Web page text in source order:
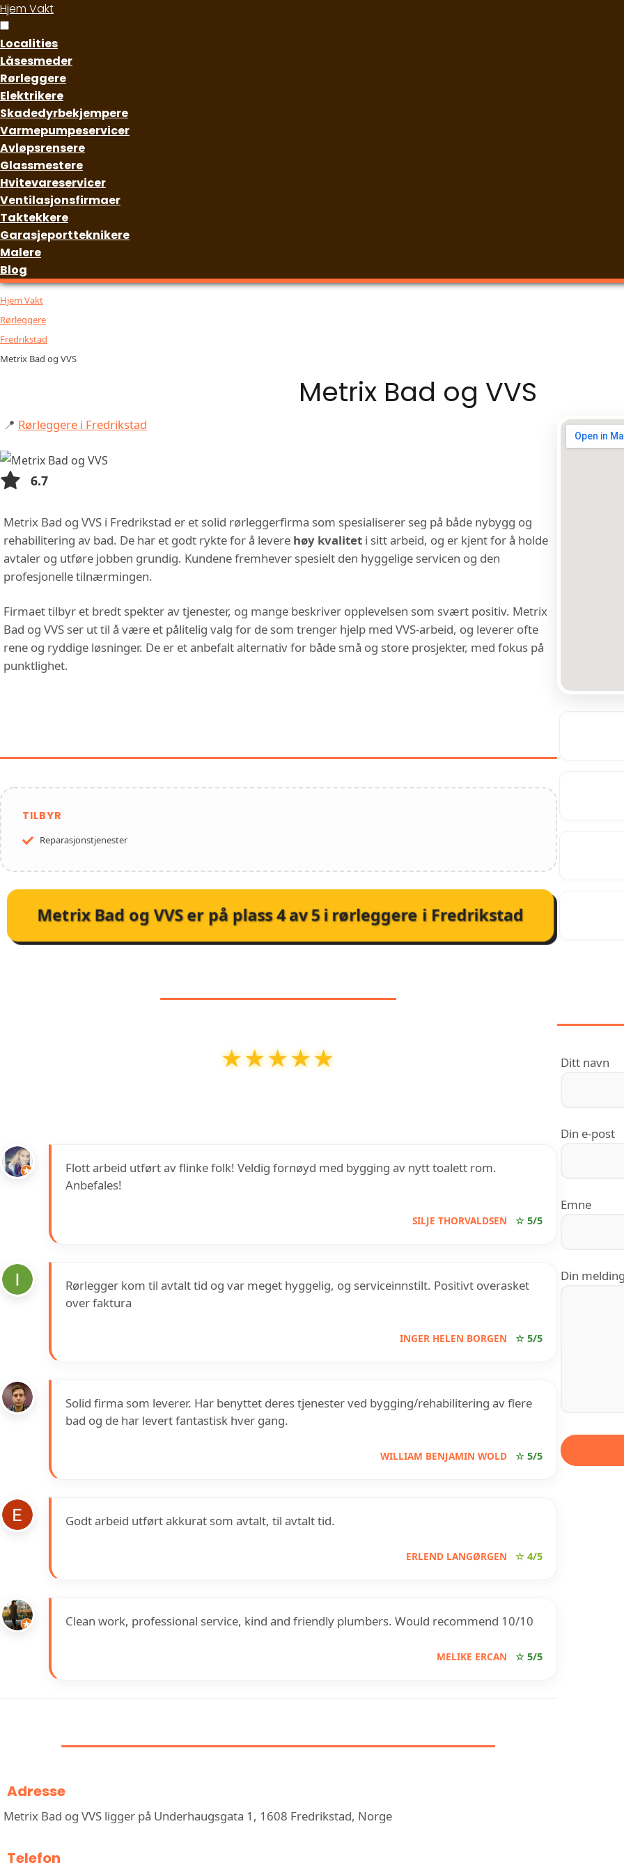
Hjem Vakt
Localities
Låsesmeder
Rørleggere
Elektrikere
Skadedyrbekjempere
Varmepumpeservicer
Avløpsrensere
Glassmestere
Hvitevareservicer
Ventilasjonsfirmaer
Taktekkere
Garasjeportteknikere
Malere
Blog
Hjem Vakt
Rørleggere
Fredrikstad
Metrix Bad og VVS
Metrix Bad og VVS
📍 Rørleggere i Fredrikstad
6.7
Metrix Bad og VVS i Fredrikstad er et solid rørleggerfirma som spesialiserer seg på både nybygg og
rehabilitering av bad. De har et godt rykte for å levere høy kvalitet i sitt arbeid, og er kjent for å holde
avtaler og utføre jobben grundig. Kundene fremhever spesielt den hyggelige servicen og den
profesjonelle tilnærmingen.
Firmaet tilbyr et bredt spekter av tjenester, og mange beskriver opplevelsen som svært positiv. Metrix
Bad og VVS ser ut til å være et pålitelig valg for de som trenger hjelp med VVS-arbeid, og leverer ofte
rene og ryddige løsninger. De er et anbefalt alternativ for både små og store prosjekter, med fokus på
punktlighet.
TILBYR
Reparasjonstjenester
Metrix Bad og VVS er på plass4av5irørleggere i Fredrikstad
★★★★★
★★★★★
Flott arbeid utført av flinke folk! Veldig fornøyd med bygging av nytt toalett rom.
Anbefales!
SILJE THORVALDSEN ☆ 5/5
Rørlegger kom til avtalt tid og var meget hyggelig, og serviceinnstilt. Positivt overasket
over faktura
INGER HELEN BORGEN ☆ 5/5
Solid firma som leverer. Har benyttet deres tjenester ved bygging/rehabilitering av flere
bad og de har levert fantastisk hver gang.
WILLIAM BENJAMIN WOLD ☆ 5/5
Godt arbeid utført akkurat som avtalt, til avtalt tid.
ERLEND LANGØRGEN ☆ 4/5
Clean work, professional service, kind and friendly plumbers. Would recommend 10/10
MELIKE ERCAN ☆ 5/5
Adresse
Metrix Bad og VVS ligger på Underhaugsgata 1, 1608 Fredrikstad, Norge
Telefon
Ditt navn
Din e-post
Emne
Din